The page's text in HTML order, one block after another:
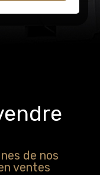
de nos
ventes